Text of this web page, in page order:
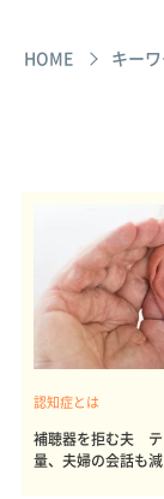
HOME キー
認知症とは
補聴器を拒む夫 テ
量、夫婦の会話も